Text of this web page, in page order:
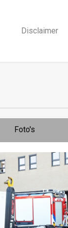
Disclaimer
Foto's